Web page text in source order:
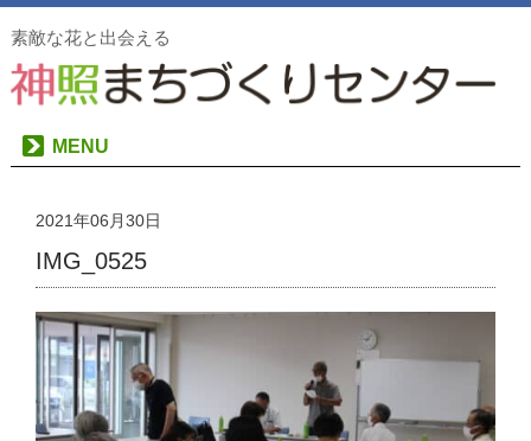
素敵な花と出会える
MENU
2021年06月30日
IMG_0525